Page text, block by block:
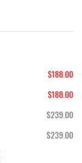
$188.00
$188.00
$239.00
$239.00